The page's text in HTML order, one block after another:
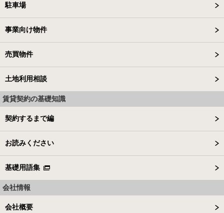
駐車場
事業向け物件
売買物件
土地利用相談
賃貸契約の基礎知識
契約するまで編
お読みください
基礎用語集
会社情報
会社概要